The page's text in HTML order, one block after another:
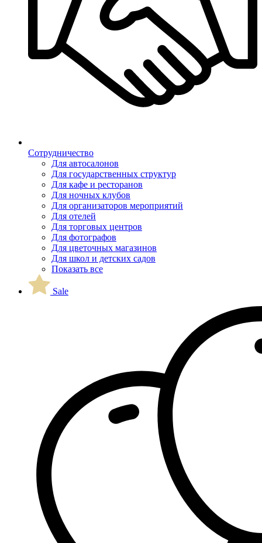
Сотрудничество
Для автосалонов
Для государственных структур
Для кафе и ресторанов
Для ночных клубов
Для организаторов мероприятий
Для отелей
Для торговых центров
Для фотографов
Для цветочных магазинов
Для школ и детских садов
Показать все
Sale